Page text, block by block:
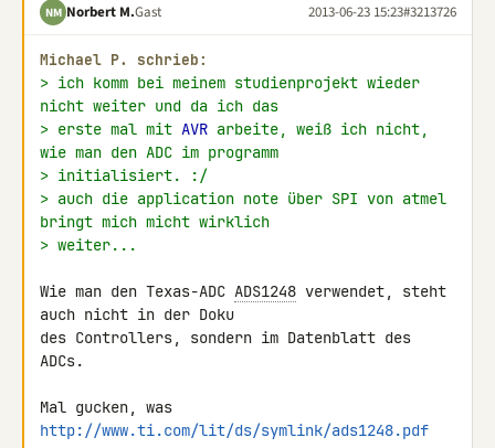
NM Norbert M.Gast 2013-06-23 15:23#3213726
Michael P. schrieb:
> ich komm bei meinem studienprojekt wieder
nicht weiter und da ich das
> erste mal mit AVR arbeite, weiß ich nicht,
wie man den ADC im programm
> initialisiert. :/
> auch die application note über SPI von atmel
bringt mich micht wirklich
> weiter...
Wie man den Texas-ADC ADS1248 verwendet, steht
auch nicht in der Doku
des Controllers, sondern im Datenblatt des
ADCs.
http://www.ti.com/lit/ds/symlink/ads1248.pdf